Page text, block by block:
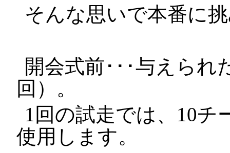
そんな思いで本番に
開会式前･･･与えられ
回）。
1回の試走では、10チ
使用します。